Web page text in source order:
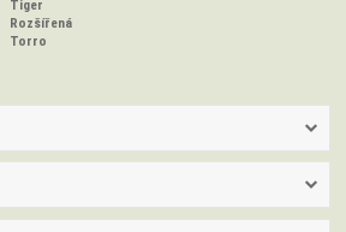
Tiger
Rozšířená
Torro